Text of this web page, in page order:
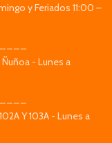
y Feriados 11:00 –
- Lunes a
Y 103A - Lunes a